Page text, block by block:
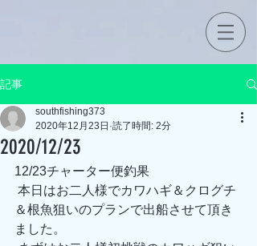
記事
2020/12/23
southfishing373
2020年12月23日 読了時間: 2分
12/23チャーター便釣果
＆根魚狙いのプランで出船させて頂き
ました。